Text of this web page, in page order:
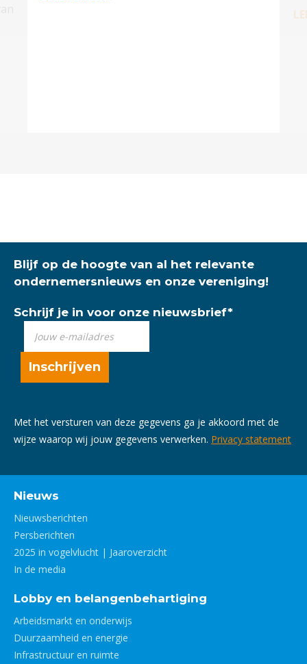
Blijf op de hoogte van al het relevante
ondernemersnieuws en onze vereniging!
Schrijf je in voor onze nieuwsbrief*
Met het versturen van deze gegevens ga je akkoord met de
wijze waarop wij jouw gegevens verwerken. Privacy statement
Nieuws
Nieuwsberichten
Persberichten
2025 in vogelvlucht | Jaaroverzicht
In de media
Lobby en belangenbehartiging
Arbeidsmarkt en onderwijs
Duurzaamheid en energie
Infrastructuur en ruimte